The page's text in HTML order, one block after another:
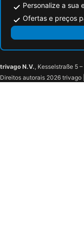
Personalize a sua
Ofertas e preços
trivago N.V., Kesselstraße 5
Direitos autorais 2026 trivago